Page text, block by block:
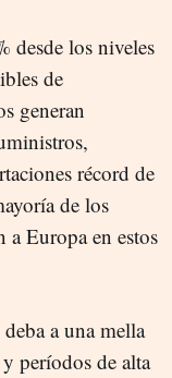
desde los niveles
de
generan
récord de
de los
a Europa en estos
a una mella
períodos de alta